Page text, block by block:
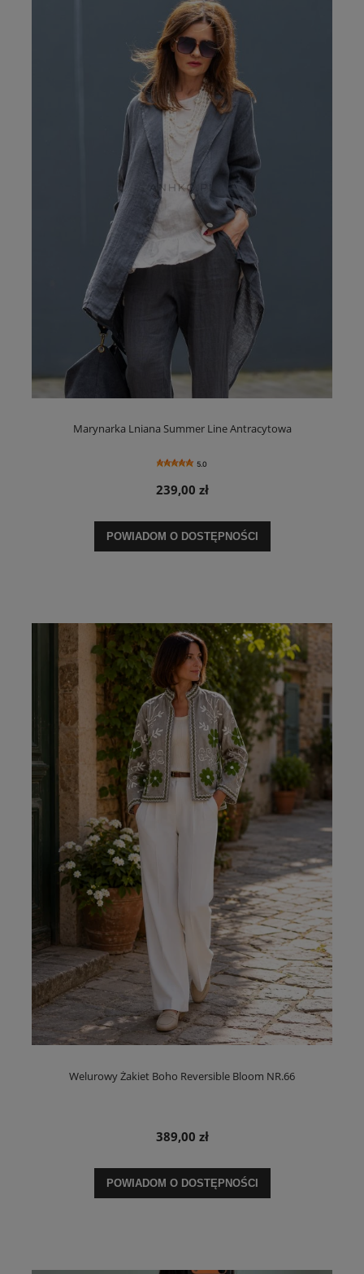
Marynarka Lniana Summer Line Antracytowa
5.0
239,00 zł
POWIADOM O DOSTĘPNOŚCI
Welurowy Żakiet Boho Reversible Bloom NR.66
389,00 zł
POWIADOM O DOSTĘPNOŚCI